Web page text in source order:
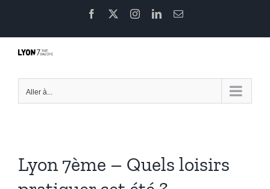
contenu
Facebook InstagramLinkedInEmail
Aller à...
Lyon 7ème – Quels loisirs